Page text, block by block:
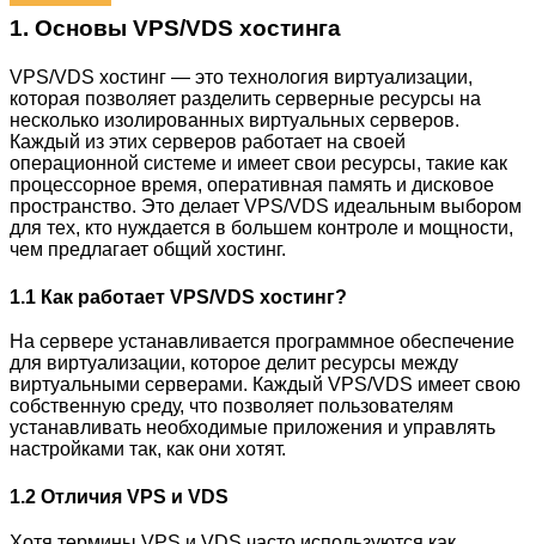
1. Основы VPS/VDS хостинга
VPS/VDS хостинг — это технология виртуализации,
которая позволяет разделить серверные ресурсы на
несколько изолированных виртуальных серверов.
Каждый из этих серверов работает на своей
операционной системе и имеет свои ресурсы, такие как
процессорное время, оперативная память и дисковое
пространство. Это делает VPS/VDS идеальным выбором
для тех, кто нуждается в большем контроле и мощности,
чем предлагает общий хостинг.
1.1 Как работает VPS/VDS хостинг?
На сервере устанавливается программное обеспечение
для виртуализации, которое делит ресурсы между
виртуальными серверами. Каждый VPS/VDS имеет свою
собственную среду, что позволяет пользователям
устанавливать необходимые приложения и управлять
настройками так, как они хотят.
1.2 Отличия VPS и VDS